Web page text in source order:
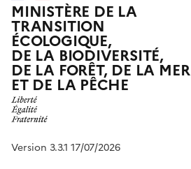
MINISTÈRE DE LA
TRANSITION
ÉCOLOGIQUE,
DE LA BIODIVERSITÉ,
DE LA FORÊT, DE LA MER
ET DE LA PÊCHE
Version 3.3.1 17/07/2026